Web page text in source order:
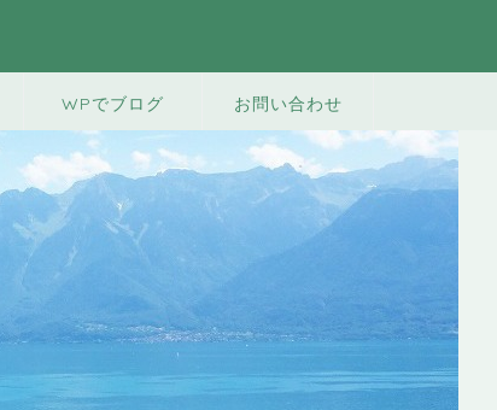
WPでブログ お問い合わせ